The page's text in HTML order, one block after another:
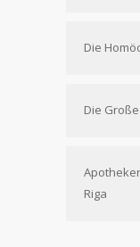
Die
Die
Riga